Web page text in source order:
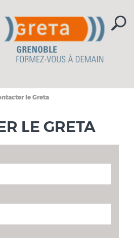
le Greta
LE GRETA